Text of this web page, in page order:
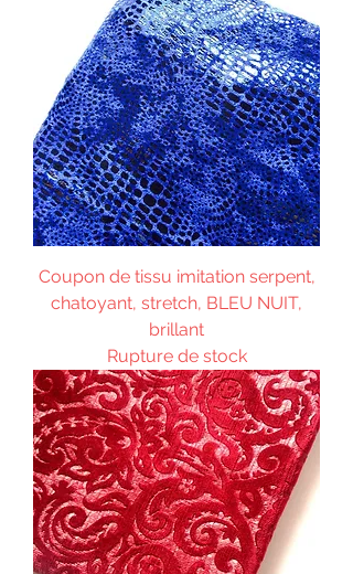
Coupon de tissu imitation serpent,
chatoyant, stretch, BLEU NUIT,
brillant
Rupture de stock